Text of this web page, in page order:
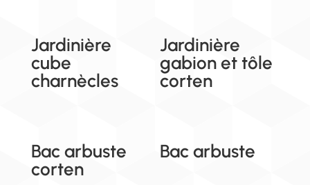
Jardinière
cube
charnècles
Jardinière
gabion et tôle
corten
Bac arbuste
corten
Bac arbuste